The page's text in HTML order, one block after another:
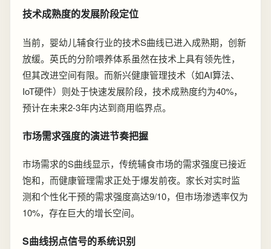
技术成熟度的发展阶段定位
当前，婴幼儿辅食行业的技术S曲线已进入成熟期，创新
放缓。英氏的分阶喂养体系虽然在技术上具有领先性，
但其改进空间有限。而新兴健康管理技术（如AI算法、
IoT硬件）则处于快速发展阶段，技术成熟度约为40%，
预计在未来2-3年内达到商用临界点。
市场需求强度的演进节奏把握
市场需求的S曲线显示，传统辅食市场的需求强度已接近
饱和，而健康管理需求正处于爆发前夜。家长对实时监
测和个性化干预的需求强度高达9/10，但市场渗透率仅为
10%，存在巨大的增长空间。
S曲线拐点信号的系统识别